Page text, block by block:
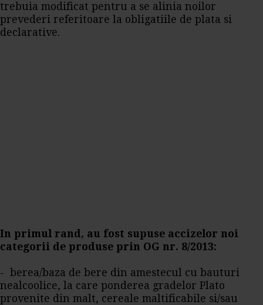
trebuia modificat pentru a se alinia noilor
prevederi referitoare la obligatiile de plata si
declarative.
In primul rand, au fost supuse accizelor noi
categorii de produse prin OG nr. 8/2013:
- berea/baza de bere din amestecul cu bauturi
nealcoolice, la care ponderea gradelor Plato
provenite din malt, cereale maltificabile si/sau